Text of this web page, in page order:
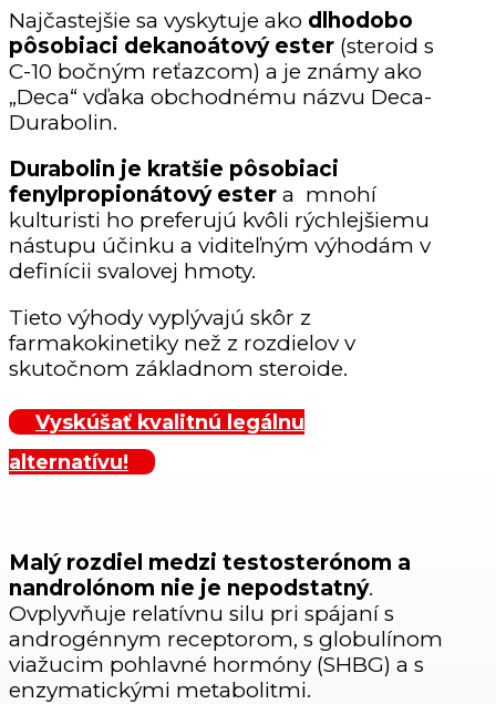
Najčastejšie sa vyskytuje ako dlhodobo
pôsobiaci dekanoátový ester (steroid s
C-10 bočným reťazcom) a je známy ako
„Deca“ vďaka obchodnému názvu Deca-
Durabolin.
Durabolin je kratšie pôsobiaci
fenylpropionátový ester a mnohí
kulturisti ho preferujú kvôli rýchlejšiemu
nástupu účinku a viditeľným výhodám v
definícii svalovej hmoty.
Tieto výhody vyplývajú skôr z
farmakokinetiky než z rozdielov v
skutočnom základnom steroide.
Vyskúšať kvalitnú legálnu
alternatívu!
Malý rozdiel medzi testosterónom a
nandrolónom nie je nepodstatný.
Ovplyvňuje relatívnu silu pri spájaní s
androgénnym receptorom, s globulínom
viažucim pohlavné hormóny (SHBG) a s
enzymatickými metabolitmi.